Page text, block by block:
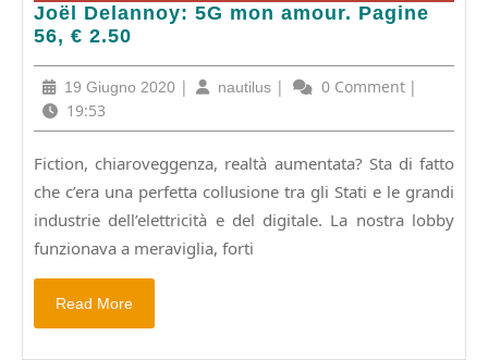
Joël Delannoy: 5G mon amour. Pagine
56, € 2.50
Joël
Delannoy:
mon
amour.
Pagine
€
2.50
19 Giugno 2020 19
2020
| nautilus nautilus
| 0 Comment |
19:53
Fiction, chiaroveggenza, realtà aumentata? Sta di fatto
che c’era una perfetta collusione tra gli Stati e le grandi
industrie dell’elettricità e del digitale. La nostra lobby
funzionava a meraviglia, forti
Read More